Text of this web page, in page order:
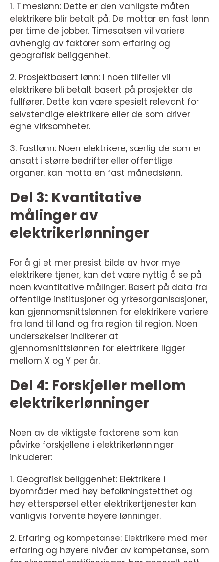
1. Timeslønn: Dette er den vanligste måten
elektrikere blir betalt på. De mottar en fast lønn
per time de jobber. Timesatsen vil variere
avhengig av faktorer som erfaring og
geografisk beliggenhet.
2. Prosjektbasert lønn: I noen tilfeller vil
elektrikere bli betalt basert på prosjekter de
fullfører. Dette kan være spesielt relevant for
selvstendige elektrikere eller de som driver
egne virksomheter.
3. Fastlønn: Noen elektrikere, særlig de som er
ansatt i større bedrifter eller offentlige
organer, kan motta en fast månedslønn.
Del 3: Kvantitative
målinger av
elektrikerlønninger
For å gi et mer presist bilde av hvor mye
elektrikere tjener, kan det være nyttig å se på
noen kvantitative målinger. Basert på data fra
offentlige institusjoner og yrkesorganisasjoner,
kan gjennomsnittslønnen for elektrikere variere
fra land til land og fra region til region. Noen
undersøkelser indikerer at
gjennomsnittslønnen for elektrikere ligger
mellom X og Y per år.
Del 4: Forskjeller mellom
elektrikerlønninger
Noen av de viktigste faktorene som kan
påvirke forskjellene i elektrikerlønninger
inkluderer:
1. Geografisk beliggenhet: Elektrikere i
byområder med høy befolkningstetthet og
høy etterspørsel etter elektrikertjenester kan
vanligvis forvente høyere lønninger.
2. Erfaring og kompetanse: Elektrikere med mer
erfaring og høyere nivåer av kompetanse, som